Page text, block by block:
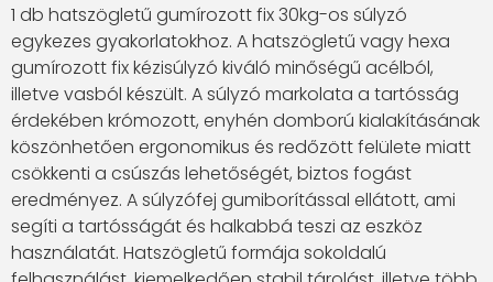
1 db hatszögletű gumírozott fix 30kg-os súlyzó
egykezes gyakorlatokhoz. A hatszögletű vagy hexa
gumírozott fix kézisúlyzó kiváló minőségű acélból,
illetve vasból készült. A súlyzó markolata a tartósság
érdekében krómozott, enyhén domború kialakításának
köszönhetően ergonomikus és redőzött felülete miatt
csökkenti a csúszás lehetőségét, biztos fogást
eredményez. A súlyzófej gumiborítással ellátott, ami
segíti a tartósságát és halkabbá teszi az eszköz
használatát. Hatszögletű formája sokoldalú